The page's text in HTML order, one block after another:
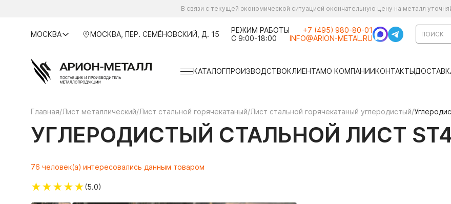
В связи с текущей экономической ситуацией окончательную цену на металл
МОСКВА МОСКВА, ПЕР. СЕМЁНОВСКИЙ, Д. 15
РЕЖИМ РАБОТЫ
С 9:00-18:00
+7 (495) 980-80-01
INFO@ARION-METAL.RU
КАТАЛОГПРОИЗВОДСТВОКЛИЕНТАМО КОМПАНИИКОНТАКТЫ
Главная/Лист металлический/Лист стальной горячекатаный/Лист стальной горячекатаный углеродистый/
УГЛЕРОДИСТЫЙ СТАЛЬНОЙ ЛИСТ
76 человек(а) интересовались данным товаром
★★★★★(5.0)